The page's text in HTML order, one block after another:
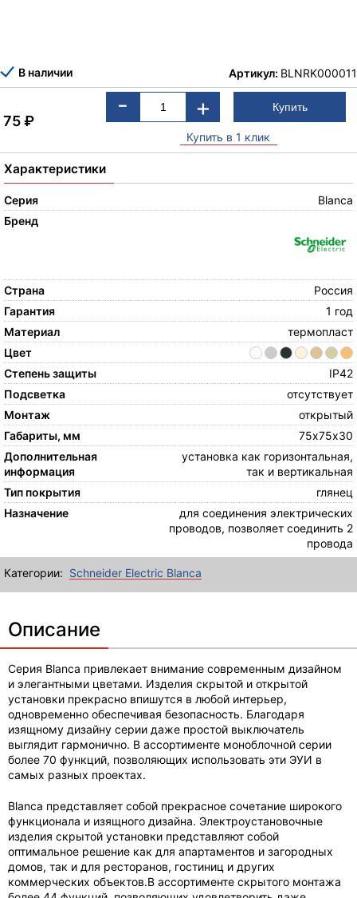
В наличии Артикул: BLNRK000011
75₽
- +
Купить в 1 клик
Характеристики
Серия
Blanca
Бренд
Страна
Россия
Гарантия
1 год
Материал
термопласт
Цвет
Степень защиты
IP42
Подсветка
отсутствует
Монтаж
открытый
Габариты, мм
75х75х30
Дополнительная
информация
установка как горизонтальная,
так и вертикальная
Тип покрытия
глянец
Назначение
для соединения электрических
проводов, позволяет соединить 2
провода
Категории: Schneider Electric Blanca
Описание
Серия Blanca привлекает внимание современным дизайном
и элегантными цветами. Изделия скрытой и открытой
установки прекрасно впишутся в любой интерьер,
одновременно обеспечивая безопасность. Благодаря
изящному дизайну серии даже простой выключатель
выглядит гармонично. В ассортименте моноблочной серии
более 70 функций, позволяющих использовать эти ЭУИ в
самых разных проектах.
Blanca представляет собой прекрасное сочетание широкого
функционала и изящного дизайна. Электроустановочные
изделия скрытой установки представляют собой
оптимальное решение как для апартаментов и загородных
домов, так и для ресторанов, гостиниц и других
коммерческих объектов.В ассортименте скрытого монтажа